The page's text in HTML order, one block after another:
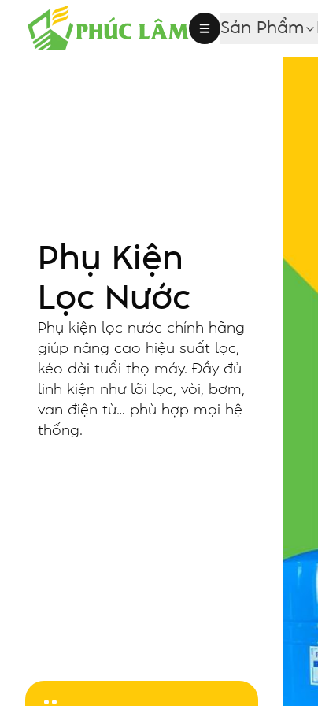
Sản Phẩm
Phụ Kiện
Lọc Nước
Phụ kiện lọc nước chính hãng
giúp nâng cao hiệu suất lọc,
kéo dài tuổi thọ máy. Đầy đủ
linh kiện như lõi lọc, vòi, bơm,
van điện từ… phù hợp mọi hệ
thống.